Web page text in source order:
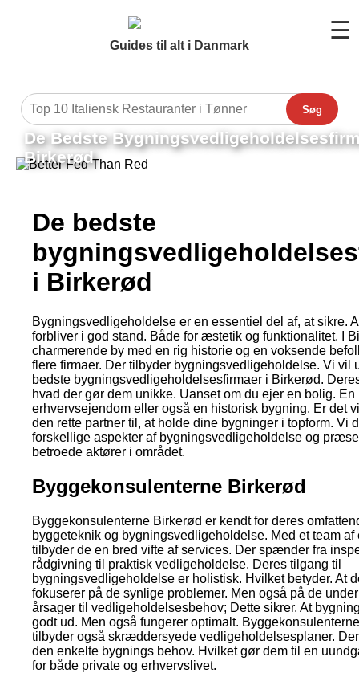
Guides til alt i Danmark
☰
Søg
De Bedste
Birkerød
De bedste
i Birkerød
Bygningsvedligeholdelse er en essentiel del af, at sikre.
forbliver i god stand. Både for æstetik og funktionalitet. I
charmerende by med en rig historie og en voksende
flere firmaer. Der tilbyder bygningsvedligeholdelse. Vi vil
bedste bygningsvedligeholdelsesfirmaer i Birkerød.
hvad der gør dem unikke. Uanset om du ejer en bolig. En
erhvervsejendom eller også en historisk bygning. Er det
den rette partner til, at holde dine bygninger i topform. Vi
forskellige aspekter af bygningsvedligeholdelse og
betroede aktører i området.
Byggekonsulenterne Birkerød
Byggekonsulenterne Birkerød er kendt for deres
byggeteknik og bygningsvedligeholdelse. Med et team af
tilbyder de en bred vifte af services. Der spænder fra
rådgivning til praktisk vedligeholdelse. Deres tilgang til
bygningsvedligeholdelse er holistisk. Hvilket betyder. At
fokuserer på de synlige problemer. Men også på de
årsager til vedligeholdelsesbehov; Dette sikrer. At
godt ud. Men også fungerer optimalt.
tilbyder også skræddersyede vedligeholdelsesplaner.
den enkelte bygnings behov. Hvilket gør dem til en
for både private og erhvervslivet.